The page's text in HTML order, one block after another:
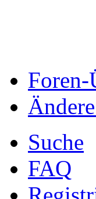
Foren-
Suche
FAQ